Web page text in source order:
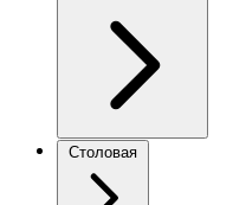
Столовая